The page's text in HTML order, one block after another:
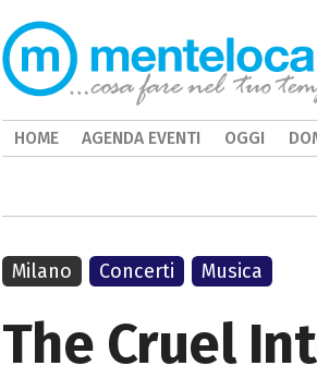
The Cruel
Milano Concerti Musica
HOME AGENDA EVENTI OGGI